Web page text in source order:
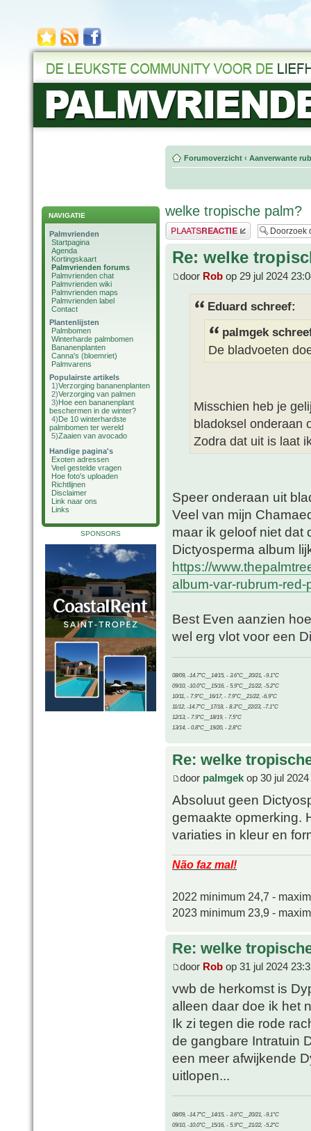
NAVIGATIE
Palmvrienden
Startpagina
Agenda
Kortingskaart
Palmvrienden forums
Palmvrienden chat
Palmvrienden wiki
Palmvrienden maps
Palmvrienden label
Contact
Plantenlijsten
Palmbomen
Winterharde palmbomen
Bananenplanten
Canna's (bloemriet)
Palmvarens
Populairste artikels
1)Verzorging bananenplanten
2)Verzorging van palmen
3)Hoe een bananenplant
beschermen in de winter?
4)De 10 winterhardste
palmbomen ter wereld
5)Zaaien van avocado
Handige pagina's
Exoten adressen
Veel gestelde vragen
Hoe foto's uploaden
Richtlijnen
Disclaimer
Link naar ons
Links
SPONSORS
Forumoverzicht ‹ Aanverwante
welke tropische palm?
Plaats een reactie
Re: welke
door Rob op 29 jul 2024
Eduard schreef:
palmgek
De bladvoeten
Misschien heb je
bladoksel onderaan
Zodra dat uit is laat
Speer onderaan uit
Veel van mijn
maar ik geloof niet dat
Dictyosperma album
https://
album-var-rubrum-
Best Even aanzien
wel erg vlot voor een
08/09, -14.7°C__14/15, - 3.6°C__20/21, -9.1°C
09/10, -10.0°C__15/16, - 5.9°C__21/22, -5.2°C
10/11, - 7.9°C__16/17, - 7.9°C__21/22, -6.9°C
11/12, -14.7°C__17/18, - 8.3°C__22/23, -7.1°C
12/13, - 7.9°C__18/19, - 7.5°C
13/14, - 0.8°C__19/20, - 2.8°C
Re: welke
door palmgek op 30 jul
Absoluut geen
gemaakte opmerking.
variaties in kleur en
Não faz mal!
2022 minimum 24,7 -
2023 minimum 23,9 -
Re: welke
door Rob op 31 jul 2024
vwb de herkomst is
alleen daar doe ik het
Ik zi tegen die rode
de gangbare Intratuin
een meer afwijkende
uitlopen...
08/09, -14.7°C__14/15, - 3.6°C__20/21, -9.1°C
09/10, -10.0°C__15/16, - 5.9°C__21/22, -5.2°C